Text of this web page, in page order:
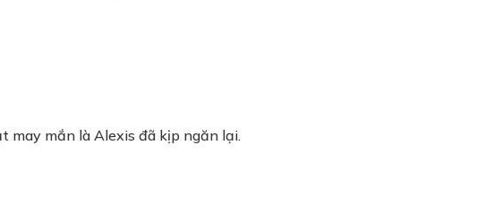
may mắn là Alexis đã kịp ngăn lại.